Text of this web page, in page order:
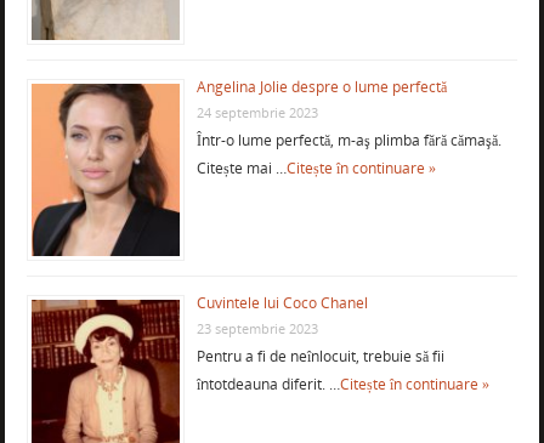
Angelina Jolie despre o lume perfectă
24 septembrie 2023
Într-o lume perfectă, m-aş plimba fără cămaşă.
Citește mai …Citește în continuare »
Cuvintele lui Coco Chanel
23 septembrie 2023
Pentru a fi de neînlocuit, trebuie să fii
întotdeauna diferit. …Citește în continuare »